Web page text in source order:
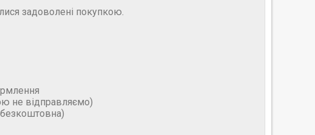
задоволені покупкою.
не відправляємо)